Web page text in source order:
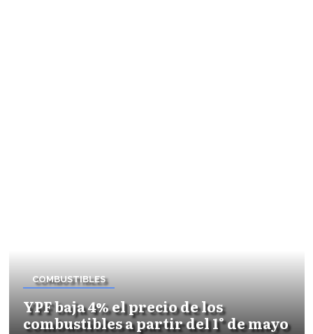
COMBUSTIBLES
YPF baja 4% el precio de los
combustibles a partir del 1° de mayo